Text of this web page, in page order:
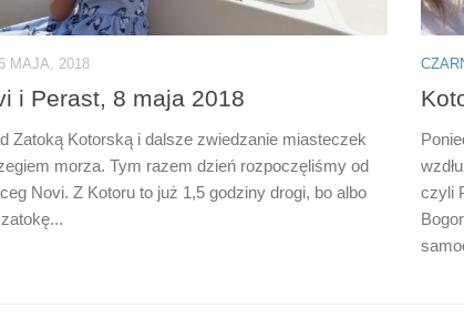
MAJA, 2018
i Perast, 8 maja 2018
Zatoką Kotorską i dalsze zwiedzanie miasteczek
morza. Tym razem dzień rozpoczęliśmy od
Novi. Z Kotoru to już 1,5 godziny drogi, bo albo
czyli